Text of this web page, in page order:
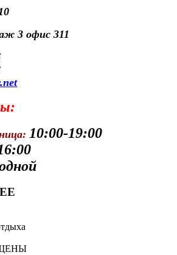
3 офис 311
10:00-19:00